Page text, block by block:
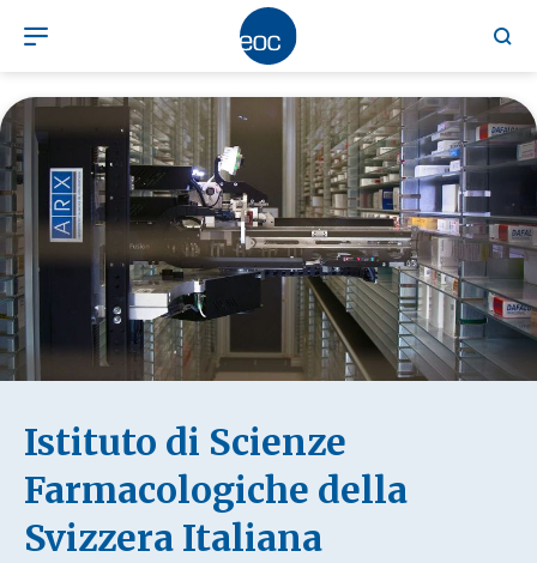
Istituto di Scienze
Farmacologiche della
Svizzera Italiana